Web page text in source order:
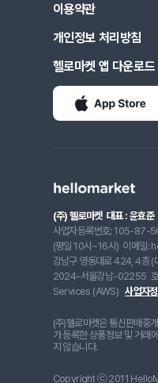
이용약관
개인정보 처리방침
헬로마켓 앱 다운로드
(주) 헬로마켓 대표 : 윤효준
사업자등록번호: 105-87-
(평일 10시~16시) 이메일:
강남구 영동대로 424, 4층 (
2024-서울강남-02255
Services (AWS) 사업자
(주)헬로마켓은 통신판매중
가 등록한 상품정보 및 거래
지 않습니다.
Copyright ⓒ 2011